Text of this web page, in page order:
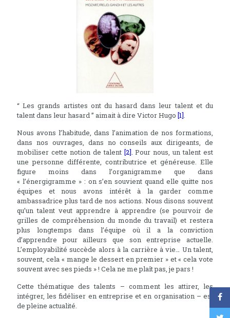
“ Les grands artistes ont du hasard dans leur talent et du
talent dans leur hasard ” aimait à dire Victor Hugo [1]
Nous avons l’habitude, dans l’animation de nos formations,
dans nos ouvrages, dans no conseils aux dirigeants, de
mobiliser cette notion de talent [2] Pour nous, un talent est
une personne différente, contributrice et généreuse. Elle
figure moins dans l’organigramme que dans
« l’énergigramme » : on s’en souvient quand elle quitte nos
équipes et nous avons intérêt à la garder comme
ambassadrice plus tard de nos actions. Nous disons souvent
qu’un talent veut apprendre à apprendre (se pourvoir de
grilles de compréhension du monde du travail) et restera
plus longtemps dans l’équipe où il a la conviction
d’apprendre pour ailleurs que son entreprise actuelle.
L’employabilité succède alors à la carrière à vie… Un talent,
souvent, cela « mange le dessert en premier » et « cela vote
souvent avec ses pieds » ! Cela ne me plaît pas, je pars !
Cette thématique des talents – comment les attirer, les
intégrer, les fidéliser en entreprise et en organisation – est
de pleine actualité.